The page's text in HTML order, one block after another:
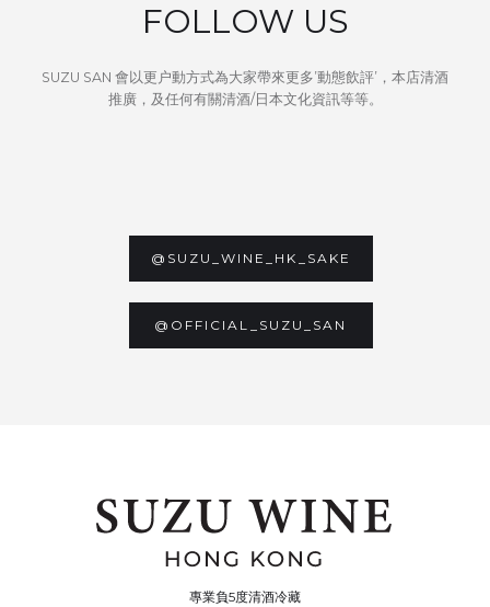
FOLLOW US
SUZU SAN 會以更户動方式為大家帶來更多’動態飲評’，本店清酒
推廣，及任何有關清酒/日本文化資訊等等。
@SUZU_WINE_HK_SAKE
@OFFICIAL_SUZU_SAN
專業負5度清酒冷藏